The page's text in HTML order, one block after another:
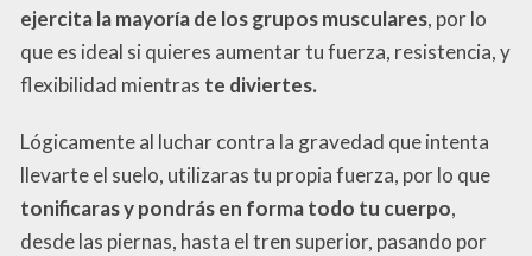
ejercita la mayoría de los grupos musculares, por lo
que es ideal si quieres aumentar tu fuerza, resistencia, y
flexibilidad mientras te diviertes.
Lógicamente al luchar contra la gravedad que intenta
llevarte el suelo, utilizaras tu propia fuerza, por lo que
tonificaras y pondrás en forma todo tu cuerpo,
desde las piernas, hasta el tren superior, pasando por